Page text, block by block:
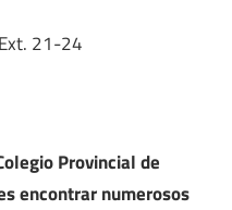
21-24
Provincial de
encontrar numerosos